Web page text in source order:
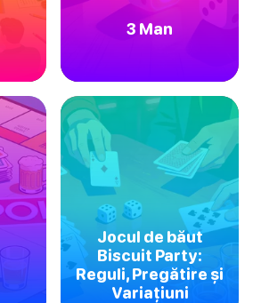
3 Man
Jocul de băut
Biscuit Party:
Reguli, Pregătire și
Variațiuni